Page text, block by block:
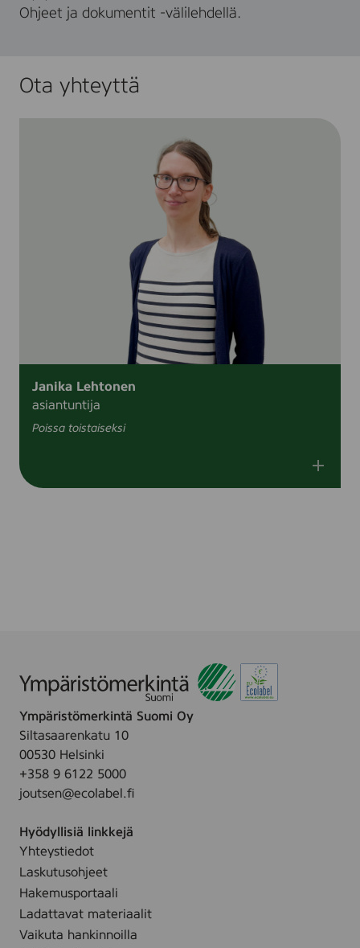
Ohjeet ja dokumentit -välilehdellä.
Ota yhteyttä
Janika Lehtonen
asiantuntija
Poissa toistaiseksi
Ympäristömerkintä Suomi Oy
Siltasaarenkatu 10
00530 Helsinki
+358 9 6122 5000
joutsen@ecolabel.fi
Hyödyllisiä linkkejä
Yhteystiedot
Laskutusohjeet
Hakemusportaali
Ladattavat materiaalit
Vaikuta hankinnoilla